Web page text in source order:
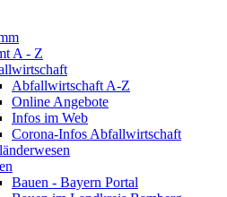
A - Z
Abfallwirtschaft A-Z
Online Angebote
Infos im Web
Corona-Infos Abfallwirtschaft
Bauen - Bayern Portal